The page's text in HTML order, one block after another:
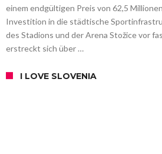
einem endgültigen Preis von 62,5
Investition in die städtische
des Stadions und der Arena Stožice vor
erstreckt sich über …
I LOVE SLOVENIA